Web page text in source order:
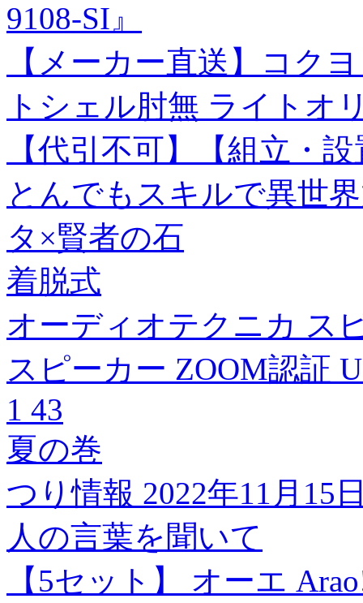
9108-SI』
【メーカー直送】コク
トシェル肘無 ライトオ
【代引不可】【組立・
とんでもスキルで異世
タ×賢者の石
着脱式
オーディオテクニカ ス
スピーカー ZOOM認証
1 43
夏の巻
つり情報 2022年11月15
人の言葉を聞いて
【5セット】 オーエ